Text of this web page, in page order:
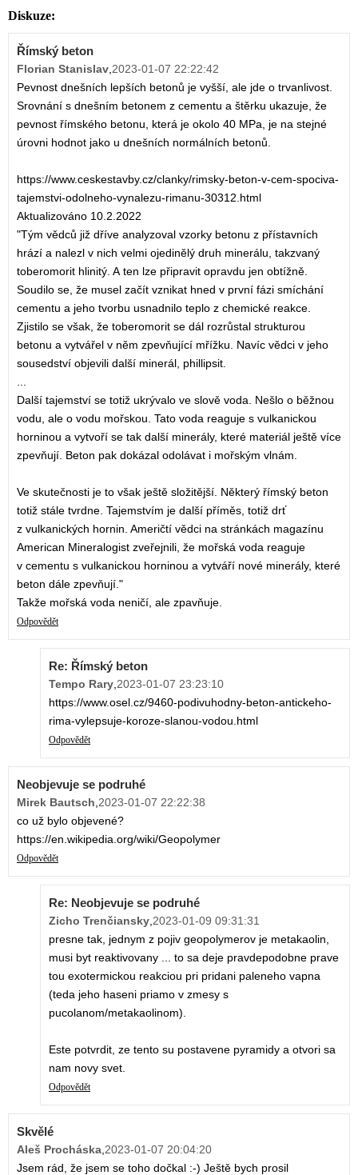
Diskuze:
Římský beton
Florian Stanislav 2023-01-07 22:22:42
Pevnost dnešních lepších betonů je vyšší, ale jde o trvanlivost.
Srovnání s dnešním betonem z cementu a štěrku ukazuje, že
pevnost římského betonu, která je okolo 40 MPa, je na stejné
úrovni hodnot jako u dnešních normálních betonů.
https://www.ceskestavby.cz/clanky/rimsky-beton-v-cem-spociva-
tajemstvi-odolneho-vynalezu-rimanu-30312.html
Aktualizováno 10.2.2022
"Tým vědců již dříve analyzoval vzorky betonu z přístavních
hrází a nalezl v nich velmi ojedinělý druh minerálu, takzvaný
toberomorit hlinitý. A ten lze připravit opravdu jen obtížně.
Soudilo se, že musel začít vznikat hned v první fázi smíchání
cementu a jeho tvorbu usnadnilo teplo z chemické reakce.
Zjistilo se však, že toberomorit se dál rozrůstal strukturou
betonu a vytvářel v něm zpevňující mřížku. Navíc vědci v jeho
sousedství objevili další minerál, phillipsit.
Další tajemství se totiž ukrývalo ve slově voda. Nešlo o běžnou
vodu, ale o vodu mořskou. Tato voda reaguje s vulkanickou
horninou a vytvoří se tak další minerály, které materiál ještě více
zpevňují. Beton pak dokázal odolávat i mořským vlnám.
Ve skutečnosti je to však ještě složitější. Některý římský beton
totiž stále tvrdne. Tajemstvím je další příměs, totiž drť
z vulkanických hornin. Američtí vědci na stránkách magazínu
American Mineralogist zveřejnili, že mořská voda reaguje
v cementu s vulkanickou horninou a vytváří nové minerály, které
beton dále zpevňují."
Takže mořská voda neničí, ale zpavňuje.
Odpovědět
Re: Římský beton
Tempo Rary 2023-01-07 23:23:10
https://www.osel.cz/9460-podivuhodny-beton-antickeho-
rima-vylepsuje-koroze-slanou-vodou.html
Odpovědět
Neobjevuje se podruhé
Mirek Bautsch 2023-01-07 22:22:38
co už bylo objevené?
https://en.wikipedia.org/wiki/Geopolymer
Odpovědět
Re: Neobjevuje se podruhé
Zicho Trenčiansky 2023-01-09 09:31:31
presne tak, jednym z pojiv geopolymerov je metakaolin,
musi byt reaktivovany ... to sa deje pravdepodobne prave
tou exotermickou reakciou pri pridani paleneho vapna
(teda jeho haseni priamo v zmesy s
pucolanom/metakaolinom).
Este potvrdit, ze tento su postavene pyramidy a otvori sa
nam novy svet.
Odpovědět
Skvělé
Aleš Procháska 2023-01-07 20:04:20
Jsem rád, že jsem se toho dočkal :-) Ještě bych prosil